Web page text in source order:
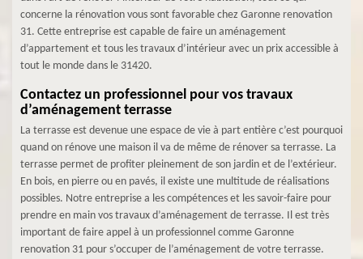
concerne la rénovation vous sont favorable chez Garonne renovation
31. Cette entreprise est capable de faire un aménagement
d’appartement et tous les travaux d’intérieur avec un prix accessible à
tout le monde dans le 31420.
Contactez un professionnel pour vos travaux
d’aménagement terrasse
La terrasse est devenue une espace de vie à part entière c’est pourquoi
quand on rénove une maison il va de même de rénover sa terrasse. La
terrasse permet de profiter pleinement de son jardin et de l’extérieur.
En bois, en pierre ou en pavés, il existe une multitude de réalisations
possibles. Notre entreprise a les compétences et les savoir-faire pour
prendre en main vos travaux d’aménagement de terrasse. Il est très
important de faire appel à un professionnel comme Garonne
renovation 31 pour s’occuper de l’aménagement de votre terrasse.